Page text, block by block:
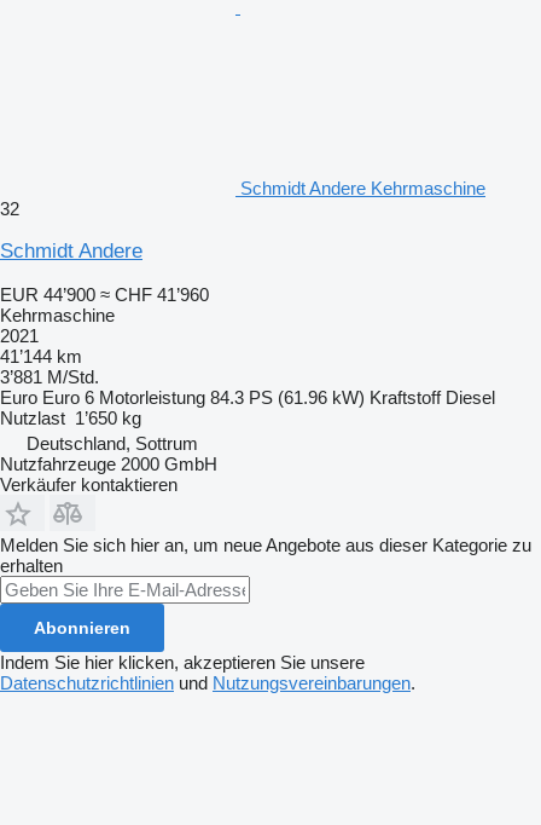
Schmidt Andere Kehrmaschine
32
Schmidt Andere
EUR 44’900 ≈ CHF 41’960
Kehrmaschine
2021
41’144 km
3’881 M/Std.
Euro Euro 6 Motorleistung 84.3 PS (61.96 kW) Kraftstoff Diesel
Nutzlast 1’650 kg
Deutschland, Sottrum
Nutzfahrzeuge 2000 GmbH
Verkäufer kontaktieren
Melden Sie sich hier an, um neue Angebote aus dieser Kategorie zu
erhalten
Abonnieren
Indem Sie hier klicken, akzeptieren Sie unsere
Datenschutzrichtlinien und Nutzungsvereinbarungen.